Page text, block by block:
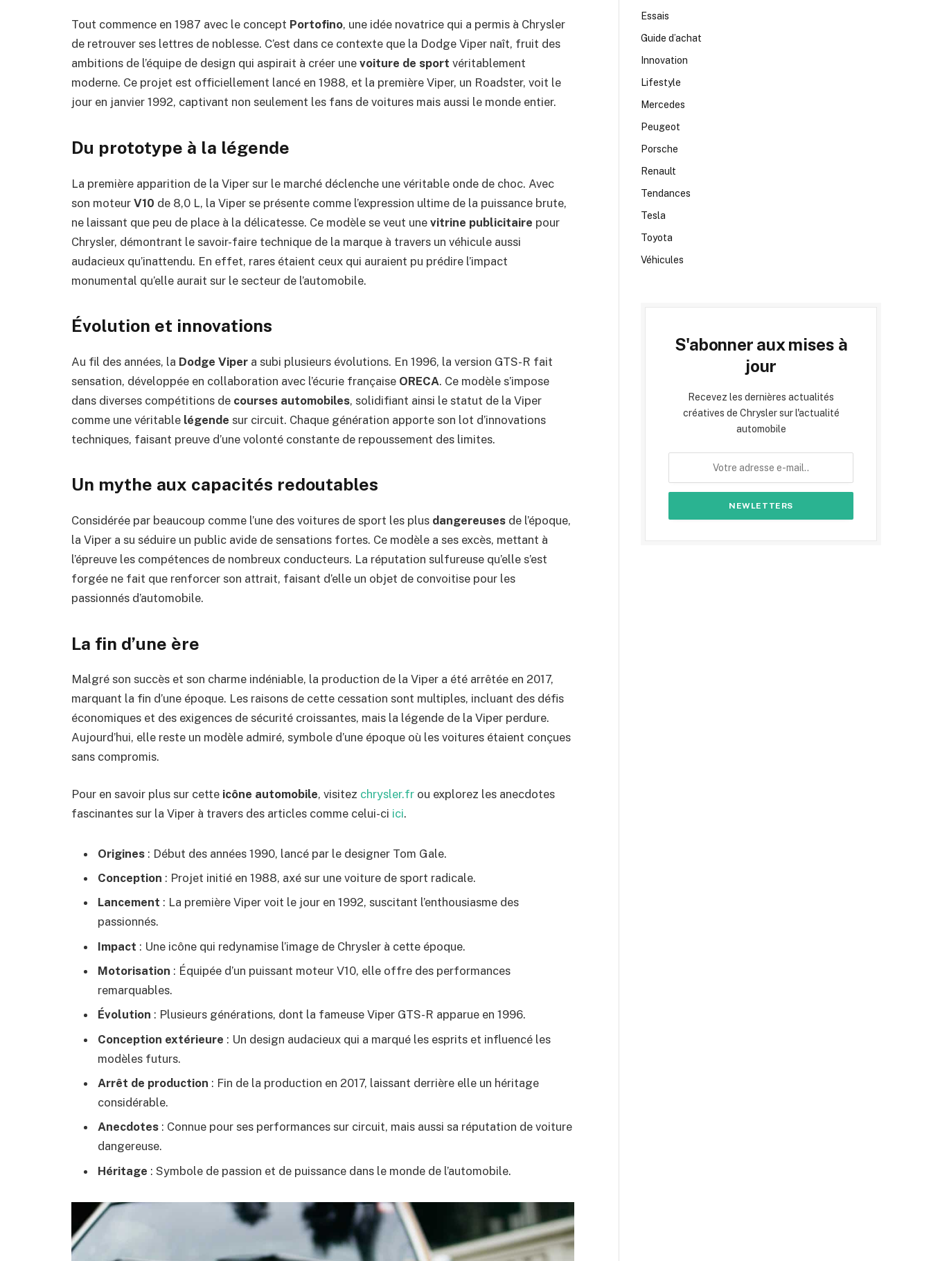
Tout commence en 1987 avec le concept Portofino, une idée novatrice qui a permis à Chrysler
de retrouver ses lettres de noblesse. C’est dans ce contexte que la Dodge Viper naît, fruit des
ambitions de l’équipe de design qui aspirait à créer une voiture de sport véritablement
moderne. Ce projet est officiellement lancé en 1988, et la première Viper, un Roadster, voit le
jour en janvier 1992, captivant non seulement les fans de voitures mais aussi le monde entier.
Du prototype à la légende
La première apparition de la Viper sur le marché déclenche une véritable onde de choc. Avec
son moteur V10 de 8,0 L, la Viper se présente comme l’expression ultime de la puissance brute,
ne laissant que peu de place à la délicatesse. Ce modèle se veut une vitrine publicitaire pour
Chrysler, démontrant le savoir-faire technique de la marque à travers un véhicule aussi
audacieux qu’inattendu. En effet, rares étaient ceux qui auraient pu prédire l’impact
monumental qu’elle aurait sur le secteur de l’automobile.
Évolution et innovations
Au fil des années, la Dodge Viper a subi plusieurs évolutions. En 1996, la version GTS-R fait
sensation, développée en collaboration avec l’écurie française ORECA. Ce modèle s’impose
dans diverses compétitions de courses automobiles, solidifiant ainsi le statut de la Viper
comme une véritable légende sur circuit. Chaque génération apporte son lot d’innovations
techniques, faisant preuve d’une volonté constante de repoussement des limites.
Un mythe aux capacités redoutables
Considérée par beaucoup comme l’une des voitures de sport les plus dangereuses de l’époque,
la Viper a su séduire un public avide de sensations fortes. Ce modèle a ses excès, mettant à
l’épreuve les compétences de nombreux conducteurs. La réputation sulfureuse qu’elle s’est
forgée ne fait que renforcer son attrait, faisant d’elle un objet de convoitise pour les
passionnés d’automobile.
La fin d’une ère
Malgré son succès et son charme indéniable, la production de la Viper a été arrêtée en 2017,
marquant la fin d’une époque. Les raisons de cette cessation sont multiples, incluant des défis
économiques et des exigences de sécurité croissantes, mais la légende de la Viper perdure.
Aujourd’hui, elle reste un modèle admiré, symbole d’une époque où les voitures étaient conçues
sans compromis.
Pour en savoir plus sur cette icône automobile, visitez chrysler.fr ou explorez les anecdotes
fascinantes sur la Viper à travers des articles comme celui-ci ici.
Origines : Début des années 1990, lancé par le designer Tom Gale.
Conception : Projet initié en 1988, axé sur une voiture de sport radicale.
Lancement : La première Viper voit le jour en 1992, suscitant l’enthousiasme des
passionnés.
Impact : Une icône qui redynamise l’image de Chrysler à cette époque.
Motorisation : Équipée d’un puissant moteur V10, elle offre des performances
remarquables.
Évolution : Plusieurs générations, dont la fameuse Viper GTS-R apparue en 1996.
Conception extérieure : Un design audacieux qui a marqué les esprits et influencé les
modèles futurs.
Arrêt de production : Fin de la production en 2017, laissant derrière elle un héritage
considérable.
Anecdotes : Connue pour ses performances sur circuit, mais aussi sa réputation de voiture
dangereuse.
Héritage : Symbole de passion et de puissance dans le monde de l’automobile.
Essais
Guide d’achat
Innovation
Lifestyle
Mercedes
Peugeot
Porsche
Renault
Tendances
Tesla
Toyota
Véhicules
S'abonner aux mises à
jour
Recevez les dernières actualités
créatives de Chrysler sur l'actualité
automobile